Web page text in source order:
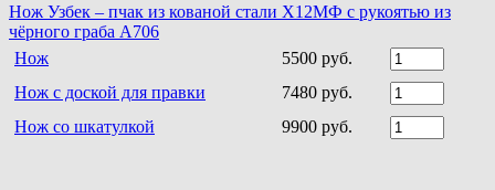
Нож Узбек – пчак из кованой стали Х12МФ с рукоятью из
чёрного граба A706
Нож
5500 руб.
Нож с доской для правки
7480 руб.
Нож со шкатулкой
9900 руб.